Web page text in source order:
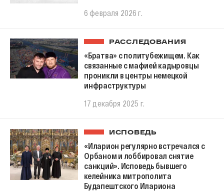
6 февраля 2026 г.
РАССЛЕДОВАНИЯ
«Братва» с политубежищем. Как
связанные с мафией кадыровцы
проникли в центры немецкой
инфраструктуры
17 декабря 2025 г.
ИСПОВЕДЬ
«Иларион регулярно встречался с
Орбаном и лоббировал снятие
санкций». Исповедь бывшего
келейника митрополита
Будапештского Илариона